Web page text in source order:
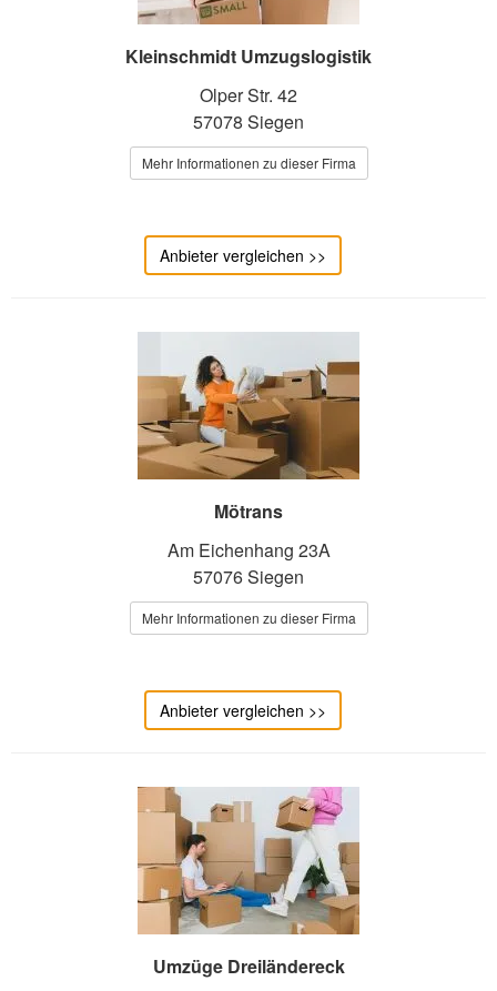
Kleinschmidt Umzugslogistik
Olper Str. 42
57078 Siegen
Mehr Informationen zu dieser Firma
Anbieter vergleichen >>
Mötrans
Am Eichenhang 23A
57076 Siegen
Mehr Informationen zu dieser Firma
Anbieter vergleichen >>
Umzüge Dreiländereck